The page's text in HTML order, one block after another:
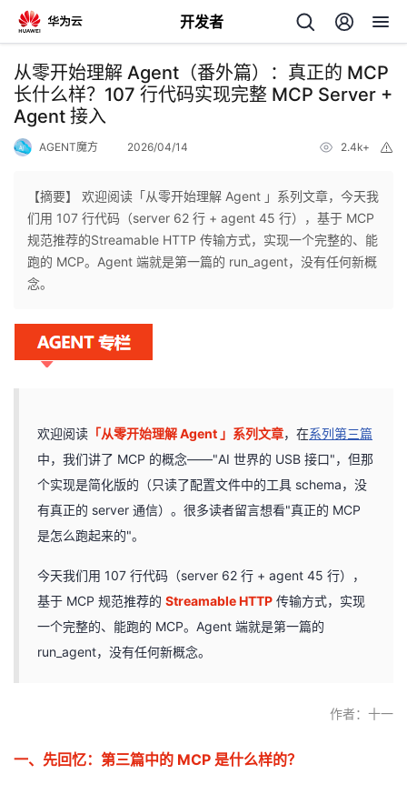
开发者
返
回
个
人
我
我
的
博
我
的
坛
我
圈
的
我
我
从零开始理解 Agent（番外篇）：真正的 MCP
长什么样？107 行代码实现完整 MCP Server +
Agent 接入
AGENT魔方 2026/04/14 2.4k+
【摘要】 欢迎阅读「从零开始理解 Agent 」系列文章，今天我
们用 107 行代码（server 62 行 + agent 45 行），基于 MCP
规范推荐的Streamable HTTP 传输方式，实现一个完整的、能
跑的 MCP。Agent 端就是第一篇的 run_agent，没有任何新概
念。
欢迎阅读 「从零开始理解 Agent 」系列文章，在系列第三篇
中，我们讲了 MCP 的概念——"AI 世界的 USB 接口"，但那
个实现是简化版的（只读了配置文件中的工具 schema，没
有真正的 server 通信）。很多读者留言想看"真正的 MCP
是怎么跑起来的"。
今天我们用 107 行代码（server 62 行 + agent 45 行），
基于 MCP 规范推荐的 Streamable HTTP 传输方式，实现
一个完整的、能跑的 MCP。Agent 端就是第一篇的
run_agent，没有任何新概念。
作者：十一
一、先回忆：第三篇中的 MCP 是什么样的？